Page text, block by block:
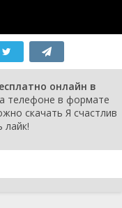
онлайн в
телефоне в формате
скачать Я счастлив
лайк!